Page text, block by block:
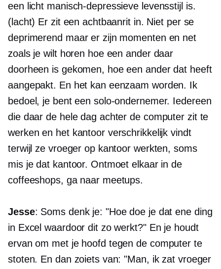
een licht manisch-depressieve levensstijl is.
(lacht) Er zit een achtbaanrit in. Niet per se
deprimerend maar er zijn momenten en net
zoals je wilt horen hoe een ander daar
doorheen is gekomen, hoe een ander dat heeft
aangepakt. En het kan eenzaam worden. Ik
bedoel, je bent een solo-ondernemer. Iedereen
die daar de hele dag achter de computer zit te
werken en het kantoor verschrikkelijk vindt
terwijl ze vroeger op kantoor werkten, soms
mis je dat kantoor. Ontmoet elkaar in de
coffeeshops, ga naar meetups.
Jesse: Soms denk je: "Hoe doe je dat ene ding
in Excel waardoor dit zo werkt?" En je houdt
ervan om met je hoofd tegen de computer te
stoten. En dan zoiets van: "Man, ik zat vroeger